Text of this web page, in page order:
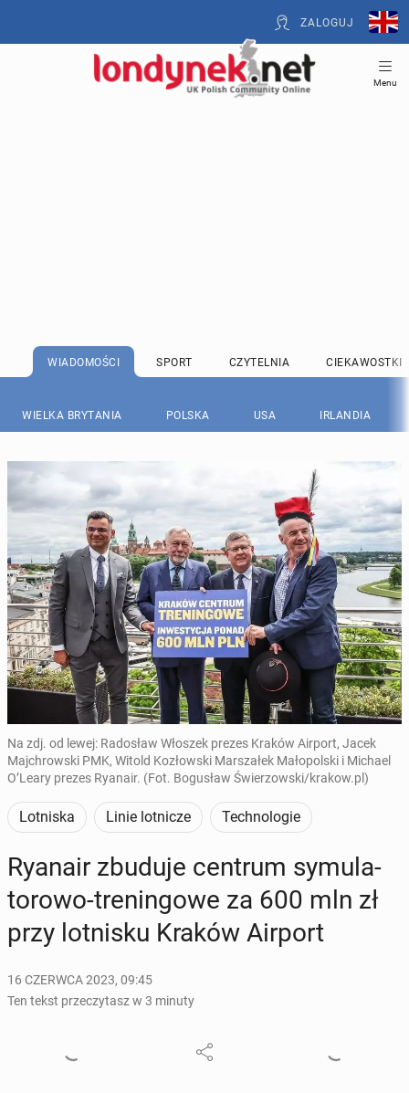
ZALOGUJ
Menu
WIADOMOŚCI SPORT CZYTELNIA CIEKAWOSTKI
WIELKA BRYTANIA POLSKA USA IRLANDIA
Na zdj. od lewej: Radosław Włoszek prezes Kraków Airport, Jacek
Majchrowski PMK, Witold Kozłowski Marszałek Małopolski i Michael
O’Leary prezes Ryanair. (Fot. Bogusław Świerzowski/krakow.pl)
Lotniska Linie lotnicze Technologie
Ryanair zbuduje centrum sy­mu­la­
to­ro­wo-tre­nin­go­we za 600 mln zł
przy lot­ni­sku Kraków Airport
16 CZERWCA 2023, 09:45
Ten tekst przeczytasz w 3 minuty